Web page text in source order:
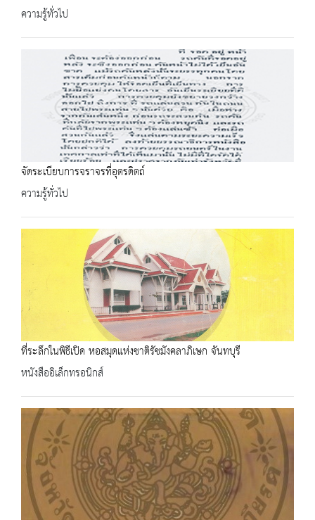
ความรู้ทั่วไป
จัดระเบียบการจราจรที่อุตรดิตถ์
ความรู้ทั่วไป
ที่ระลึกในพิธีเปิด หอสมุดแห่งชาติรัชมังคลาภิเษก จันทบุรี
หนังสืออิเล็กทรอนิกส์